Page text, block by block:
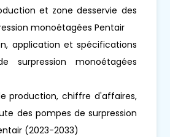
et zone desservie des
monoétagées Pentair
application et spécifications
surpression monoétagées
production, chiffre d'affaires,
des pompes de surpression
(2023-2033)